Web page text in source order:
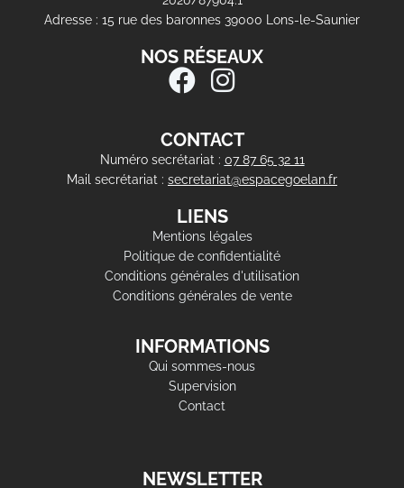
Adresse : 15 rue des baronnes 39000 Lons-le-Saunier
NOS RÉSEAUX
CONTACT
Numéro secrétariat : 07 87 65 32 11
Mail secrétariat : secretariat@espacegoelan.fr
LIENS
Mentions légales
Politique de confidentialité
Conditions générales d'utilisation
Conditions générales de vente
INFORMATIONS
Qui sommes-nous
Supervision
Contact
NEWSLETTER